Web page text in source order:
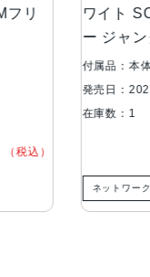
インカ
内蔵メ
バッテ
認証機
ワイト SO-54C
ー ジャンク品
付属品：本体のみ
発売日：2022/10
在庫数：1
ネットワーク利用制限◯